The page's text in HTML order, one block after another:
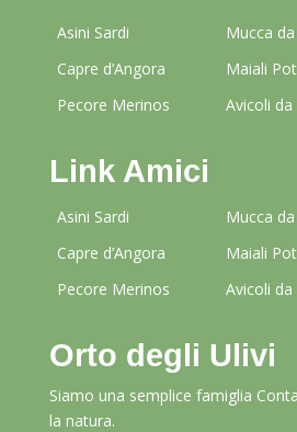
Asini Sardi
Capre d’Angora
Pecore Merinos
Mucca
Maiali
Avicoli
Link Amici
Asini Sardi
Capre d’Angora
Pecore Merinos
Mucca
Maiali
Avicoli
Orto degli Ulivi
Siamo una semplice famiglia
la natura.